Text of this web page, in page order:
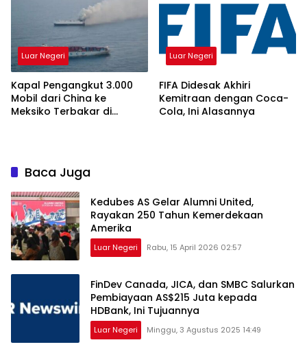
yang Menginspirasi Dunia
Luar Negeri
Kapal Pengangkut 3.000
Mobil dari China ke
Meksiko Terbakar di
Luar Negeri
FIFA Didesak Akhiri
Kemitraan dengan Coca-
Cola, Ini Alasannya
Baca Juga
Kedubes AS Gelar Alumni United,
Rayakan 250 Tahun Kemerdekaan
Amerika
Luar Negeri Rabu, 15 April 2026 02:57
FinDev Canada, JICA, dan SMBC Salurkan
Pembiayaan AS$215 Juta kepada
HDBank, Ini Tujuannya
Luar Negeri Minggu, 3 Agustus 2025 14:49